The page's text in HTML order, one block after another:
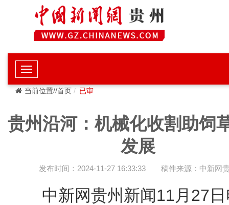
当前位置//首页 已审
贵州沿河：机械化收割助饲
发展
发布时间：2024-11-27 16:33:33 稿件来源：中新网
中新网贵州新闻11月27日